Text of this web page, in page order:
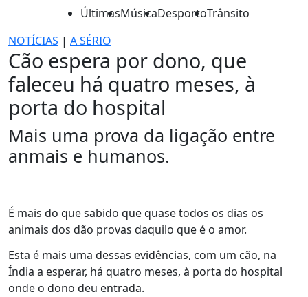
ÚltimasMúsicaDesportoTrânsito
NOTÍCIAS | A SÉRIO
Cão espera por dono, que
faleceu há quatro meses, à
porta do hospital
Mais uma prova da ligação entre
anmais e humanos.
É mais do que sabido que quase todos os dias os
animais dos dão provas daquilo que é o amor.
Esta é mais uma dessas evidências, com um cão, na
Índia a esperar, há quatro meses, à porta do hospital
onde o dono deu entrada.